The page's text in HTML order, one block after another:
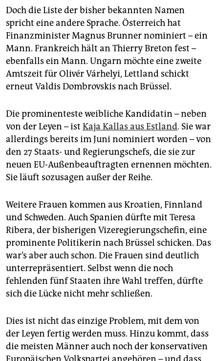
Doch die Liste der bisher bekannten Namen
spricht eine andere Sprache. Österreich hat
Finanzminister Magnus Brunner nominiert – ein
Mann. Frankreich hält an Thierry Breton fest –
ebenfalls ein Mann. Ungarn möchte eine zweite
Amtszeit für Olivér Várhelyi, Lettland schickt
erneut Valdis Dombrovskis nach Brüssel.
Die prominenteste weibliche Kandidatin – neben
von der Leyen – ist Kaja Kallas aus Estland. Sie war
allerdings bereits im Juni nominiert worden – von
den 27 Staats- und Regierungschefs, die sie zur
neuen EU-Außenbeauftragten ernennen möchten.
Sie läuft sozusagen außer der Reihe.
Weitere Frauen kommen aus Kroatien, Finnland
und Schweden. Auch Spanien dürfte mit Teresa
Ribera, der bisherigen Vizeregierungschefin, eine
prominente Politikerin nach Brüssel schicken. Das
war’s aber auch schon. Die Frauen sind deutlich
unterrepräsentiert. Selbst wenn die noch
fehlenden fünf Staaten ihre Wahl treffen, dürfte
sich die Lücke nicht mehr schließen.
Dies ist nicht das einzige Problem, mit dem von
der Leyen fertig werden muss. Hinzu kommt, dass
die meisten Männer auch noch der konservativen